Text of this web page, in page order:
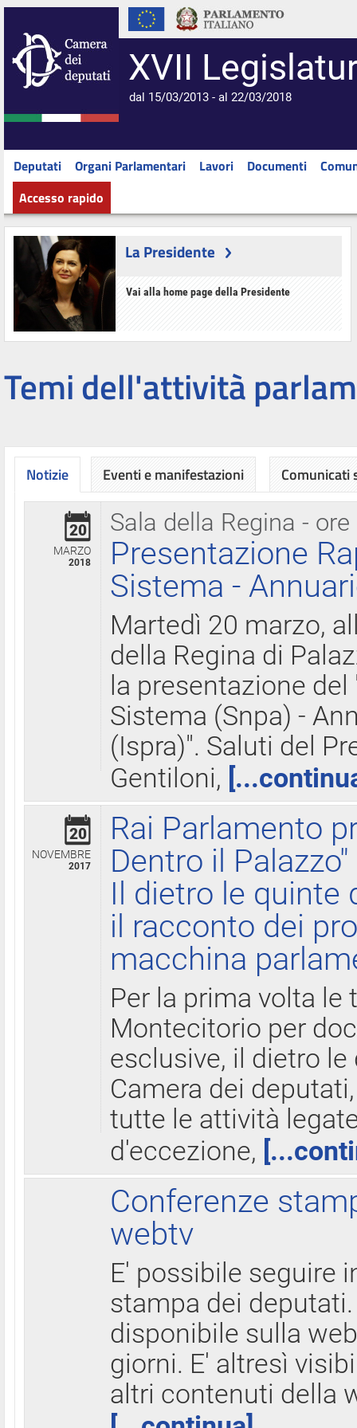
XVII
dal 15/03/2013 - al 22/03/2018
Deputati Organi Parlamentari Lavori Documenti
Accesso rapido
La Presidente
Vai alla home page della Presidente
Temi dell'attività
Notizie
Sala della Regina - ore
20
MARZO
2018
Presentazione
Sistema -
Martedì 20 marzo,
della Regina di
la presentazione
Sistema (Snpa) -
(Ispra)". Saluti del
Gentiloni,
20
NOVEMBRE
2017
Rai Parlamento
Dentro il Palazzo"
Il dietro le quinte
il racconto dei
macchina
Per la prima volta le
Montecitorio per
esclusive, il dietro
Camera dei
tutte le attività
d'eccezione,
Conferenze
webtv
E' possibile seguire
stampa dei
disponibile sulla
giorni. E' altresì
altri contenuti della
Eventi e manifestazioni Comunicati